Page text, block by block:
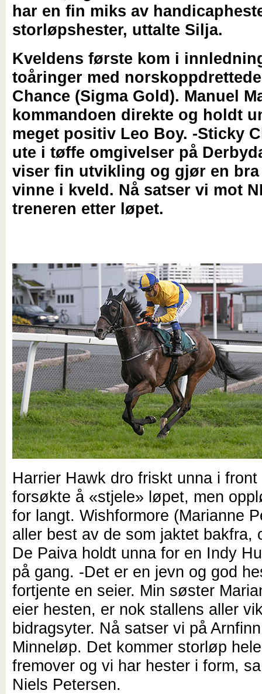
har en fin miks av
storløpshester, uttalte Silja.
Kveldens første kom i
toåringer med
Chance (Sigma Gold). Manuel
kommandoen direkte og holdt
meget positiv Leo Boy. -Sticky
ute i tøffe omgivelser på
viser fin utvikling og gjør en
vinne i kveld. Nå satser vi mot
treneren etter løpet.
Harrier Hawk dro friskt unna i
forsøkte å «stjele» løpet, men
for langt. Wishformore (Marianne
aller best av de som jaktet bakfra,
De Paiva holdt unna for en Indy
på gang. -Det er en jevn og god
fortjente en seier. Min søster
eier hesten, er nok stallens aller
bidragsyter. Nå satser vi på
Minneløp. Det kommer storløp
fremover og vi har hester i form,
Niels Petersen.